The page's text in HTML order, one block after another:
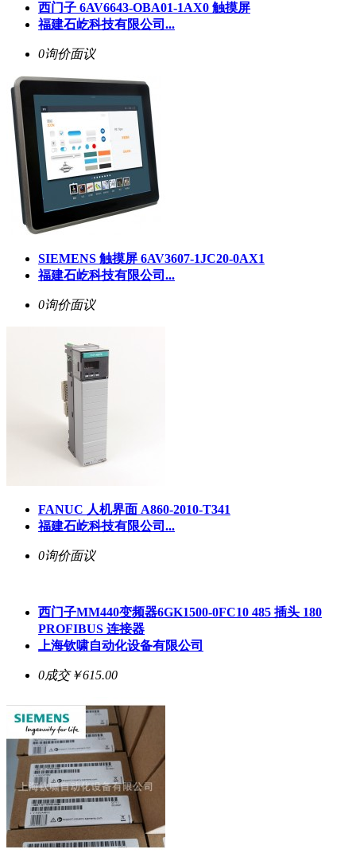
西门子 6AV6643-OBA01-1AX0 触摸屏
福建石屹科技有限公司...
0询价面议
SIEMENS 触摸屏 6AV3607-1JC20-0AX1
福建石屹科技有限公司...
0询价面议
FANUC 人机界面 A860-2010-T341
福建石屹科技有限公司...
0询价面议
西门子MM440变频器6GK1500-0FC10 485 插头 180
PROFIBUS 连接器
上海钦啸自动化设备有限公司
0成交￥615.00